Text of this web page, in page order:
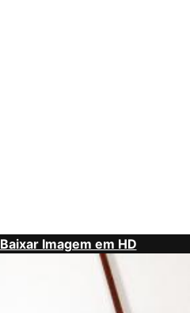
Baixar Imagem em HD